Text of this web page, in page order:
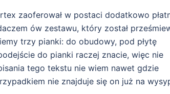
zaoferował w postaci dodatkowo
ów zestawu, który został
trzy pianki: do obudowy, pod płytę
do pianki raczej znacie, więc nie
tego tekstu nie wiem nawet gdzie
nie znajduje się on już na